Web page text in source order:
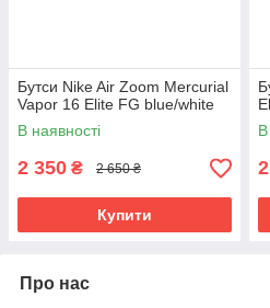
Бутси Nike Air Zoom Mercurial
Vapor 16 Elite FG blue/white
В наявності
2 350 ₴ 2 650 ₴
Купити
В
Про нас